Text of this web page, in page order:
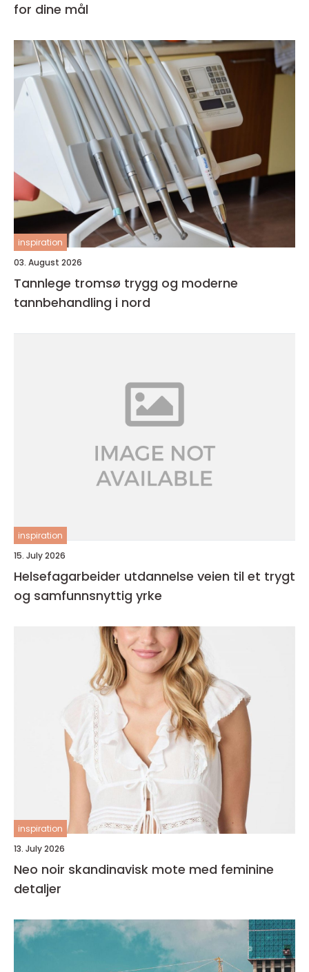
for dine mål
inspiration
03. August 2026
Tannlege tromsø trygg og moderne
tannbehandling i nord
inspiration
15. July 2026
Helsefagarbeider utdannelse veien til et trygt
og samfunnsnyttig yrke
inspiration
13. July 2026
Neo noir skandinavisk mote med feminine
detaljer